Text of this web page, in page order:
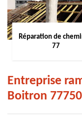
Réparation de
77
Entreprise
Boitron